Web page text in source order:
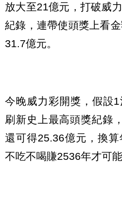
放大至21億元，打破威
紀錄，連帶使頭獎上看
31.7億元。
今晚威力彩開獎，假設
刷新史上最高頭獎紀錄
還可得25.36億元，換
不吃不喝賺2536年才可能